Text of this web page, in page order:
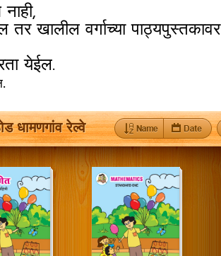
खालील वर्गाच्या पाठ्यपुस्तकावर
येईल.
.